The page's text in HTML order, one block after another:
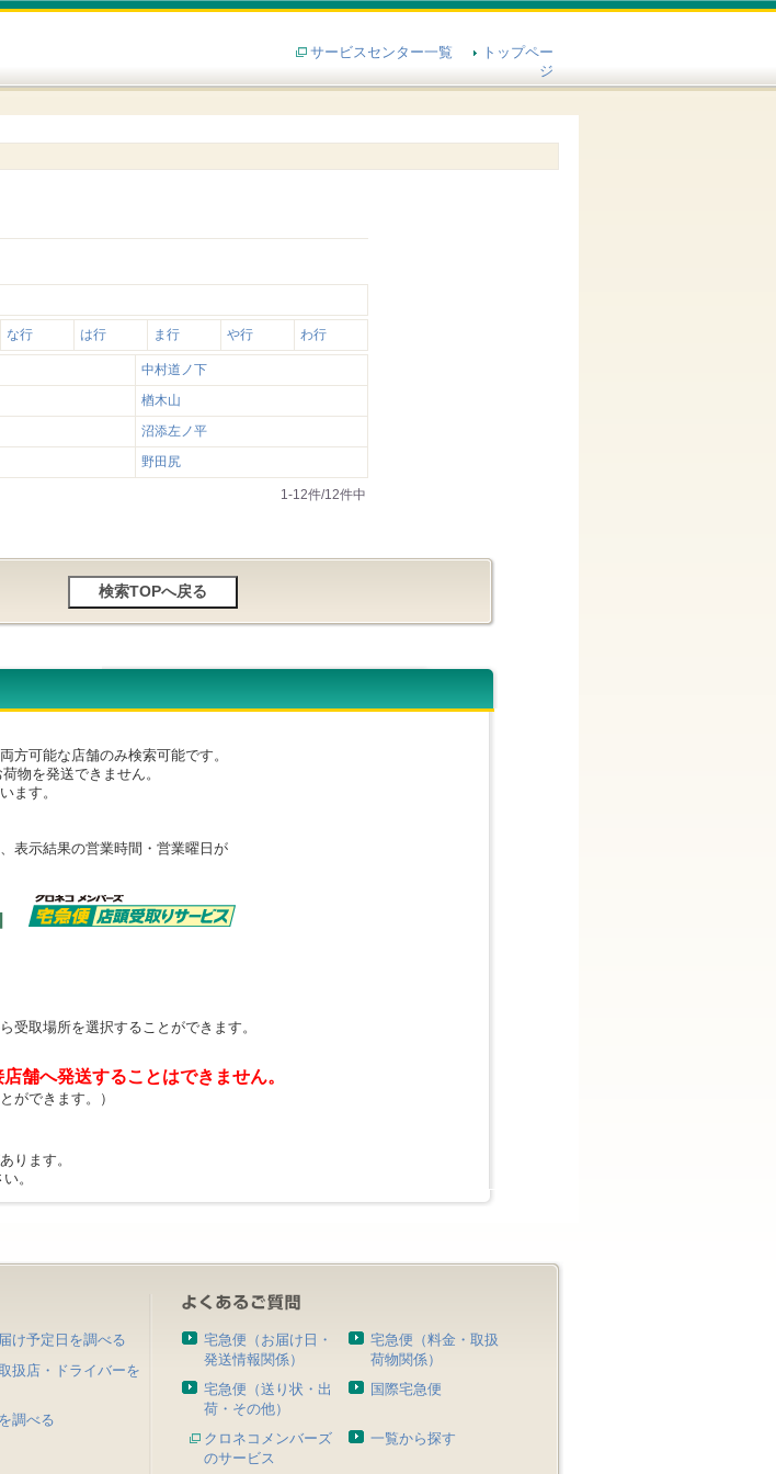
サービスセンター一覧
トップペー
ジ
な行 は行 ま行 や行 わ行
中村道ノ下
楢木山
沼添左ノ平
野田尻
1-12件/12件中
可能な店舗のみ検索可能です。
を発送できません。
ます。
表示結果の営業時間・営業曜日が
受取場所を選択することができます。
舗へ発送することはできません。
ができます。）
ります。
。
け予定日を調べる
扱店・ドライバーを
調べる
宅急便（お届け日・
発送情報関係）
宅急便（料金・取扱
荷物関係）
宅急便（送り状・出
荷・その他）
国際宅急便
クロネコメンバーズ
のサービス
一覧から探す